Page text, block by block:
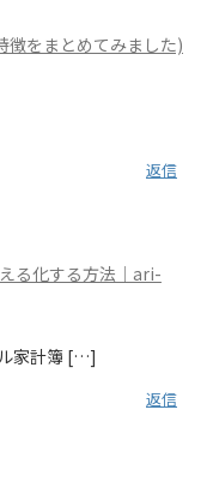
をまとめてみました)
返信
る化する方法｜ari-
家計簿 […]
返信